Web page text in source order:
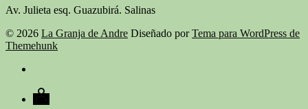
Av. Julieta esq. Guazubirá. Salinas
© 2026 La Granja de Andre Diseñado por Tema para WordPress de
Themehunk